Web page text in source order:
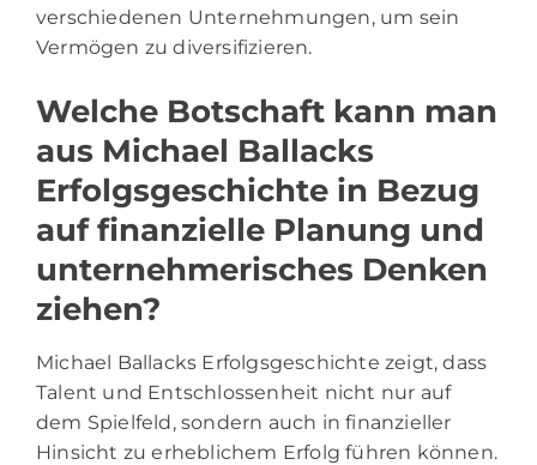
verschiedenen Unternehmungen, um sein
Vermögen zu diversifizieren.
Welche Botschaft kann man
aus Michael Ballacks
Erfolgsgeschichte in Bezug
auf finanzielle Planung und
unternehmerisches Denken
ziehen?
Michael Ballacks Erfolgsgeschichte zeigt, dass
Talent und Entschlossenheit nicht nur auf
dem Spielfeld, sondern auch in finanzieller
Hinsicht zu erheblichem Erfolg führen können.